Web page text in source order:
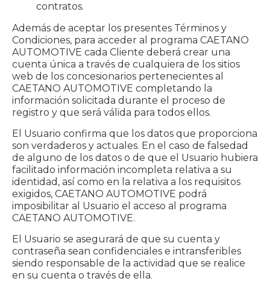
contratos.
Además de aceptar los presentes Términos y
Condiciones, para acceder al programa CAETANO
AUTOMOTIVE cada Cliente deberá crear una
cuenta única a través de cualquiera de los sitios
web de los concesionarios pertenecientes al
CAETANO AUTOMOTIVE completando la
información solicitada durante el proceso de
registro y que será válida para todos ellos.
El Usuario confirma que los datos que proporciona
son verdaderos y actuales. En el caso de falsedad
de alguno de los datos o de que el Usuario hubiera
facilitado información incompleta relativa a su
identidad, así como en la relativa a los requisitos
exigidos, CAETANO AUTOMOTIVE podrá
imposibilitar al Usuario el acceso al programa
CAETANO AUTOMOTIVE.
El Usuario se asegurará de que su cuenta y
contraseña sean confidenciales e intransferibles
siendo responsable de la actividad que se realice
en su cuenta o través de ella.